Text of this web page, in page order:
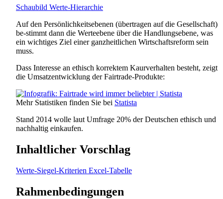
Schaubild Werte-Hierarchie
Auf den Persönlichkeitsebenen (übertragen auf die Gesellschaft)
be-stimmt dann die Werteebene über die Handlungsebene, was
ein wichtiges Ziel einer ganzheitlichen Wirtschaftsreform sein
muss.
Dass Interesse an ethisch korrektem Kaurverhalten besteht, zeigt
die Umsatzentwicklung der Fairtrade-Produkte:
Mehr Statistiken finden Sie bei Statista
Stand 2014 wolle laut Umfrage 20% der Deutschen ethisch und
nachhaltig einkaufen.
Inhaltlicher Vorschlag
Werte-Siegel-Kriterien Excel-Tabelle
Rahmenbedingungen